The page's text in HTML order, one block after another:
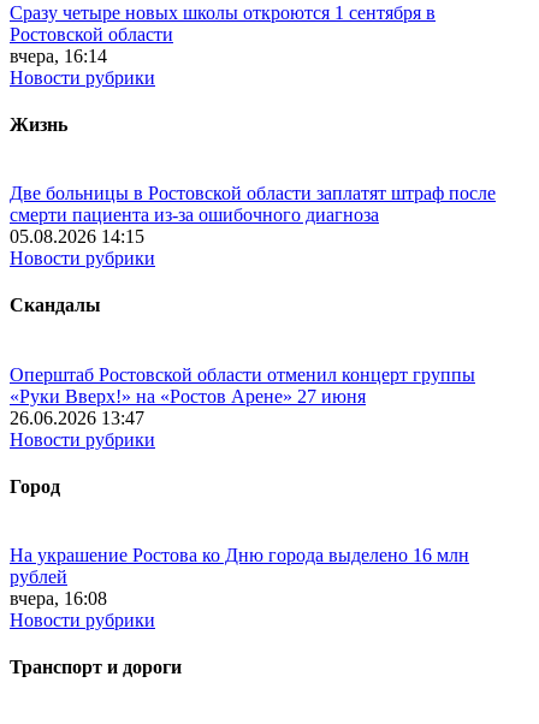
Сразу четыре новых школы откроются 1 сентября в
Ростовской области
вчера, 16:14
Новости рубрики
Жизнь
Две больницы в Ростовской области заплатят штраф после
смерти пациента из-за ошибочного диагноза
05.08.2026 14:15
Новости рубрики
Скандалы
Оперштаб Ростовской области отменил концерт группы
«Руки Вверх!» на «Ростов Арене» 27 июня
26.06.2026 13:47
Новости рубрики
Город
На украшение Ростова ко Дню города выделено 16 млн
рублей
вчера, 16:08
Новости рубрики
Транспорт и дороги